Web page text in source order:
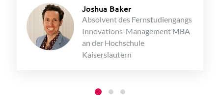
Joshua Baker
Absolvent des Fernstudiengangs
Innovations-Management MBA
an der Hochschule
Kaiserslautern